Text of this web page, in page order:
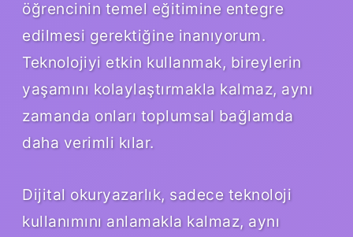
öğrencinin temel eğitimine entegre
edilmesi gerektiğine inanıyorum.
Teknolojiyi etkin kullanmak, bireylerin
yaşamını kolaylaştırmakla kalmaz, aynı
zamanda onları toplumsal bağlamda
daha verimli kılar.
Dijital okuryazarlık, sadece teknoloji
kullanımını anlamakla kalmaz, aynı